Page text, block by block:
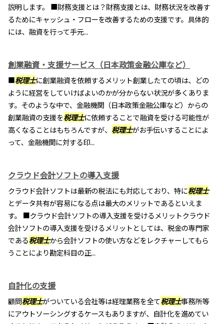
説明します。 ■財務支援とは？財務支援とは、財務状況を改善す
るためにキャッシュ・フローを改善するための支援です。具体的
には、融資を行って手元...
創業融資・支援サービス（日本政策金融公庫など）
■税理士に創業融資を依頼するメリット創業したての頃は、どの
ように経営をしていけばよいのかが分からない状況が多くありま
す。そのような中で、金融機関（日本政策金融公庫など）からの
創業融資の支援を税理士に依頼することで融資を受ける可能性が
高くなることはもちろんですが、 税理士がお手伝いすることによ
って、金融機関に対する印...
クラウド会計ソフトの導入支援
クラウド会計ソフトは最新の税法にも対応しており、特に税理士
とデータ共有が容易になる点は最大のメリットであるといえま
す。 ■クラウド会計ソフトの導入支援を受けるメリットクラウド
会計ソフトの導入支援を受けるメリットとしては、税金の専門家
である税理士から会計ソフトの使い方などをレクチャーしてもら
うことにより勘定科目の正...
自計化の支援
顧問税理士がついている会社等は経理業務を全て税理士事務所等
にアウトソーシングするケースもありますが、自計化を進めてい